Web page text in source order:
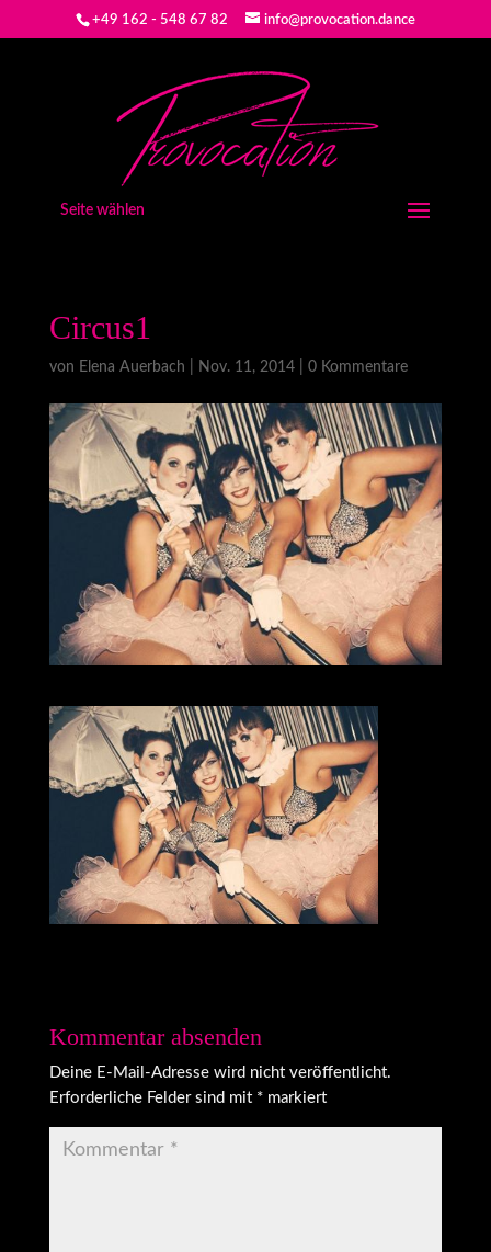
+49 162 - 548 67 82 info@provocation.dance
Seite wählen
Circus1
von Elena Auerbach Nov. 11, 2014| 0 Kommentare
Kommentar absenden
Deine E-Mail-Adresse wird nicht veröffentlicht.
Erforderliche Felder sind mit *markiert